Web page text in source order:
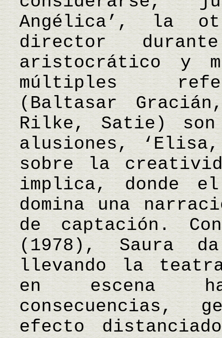
Angélica’, la
director
aristocrático y
múltiples
(Baltasar
Rilke, Satie) son
alusiones,
sobre la
implica, donde
domina una
de captación.
(1978), Saura
llevando la
en escena
consecuencias,
efecto